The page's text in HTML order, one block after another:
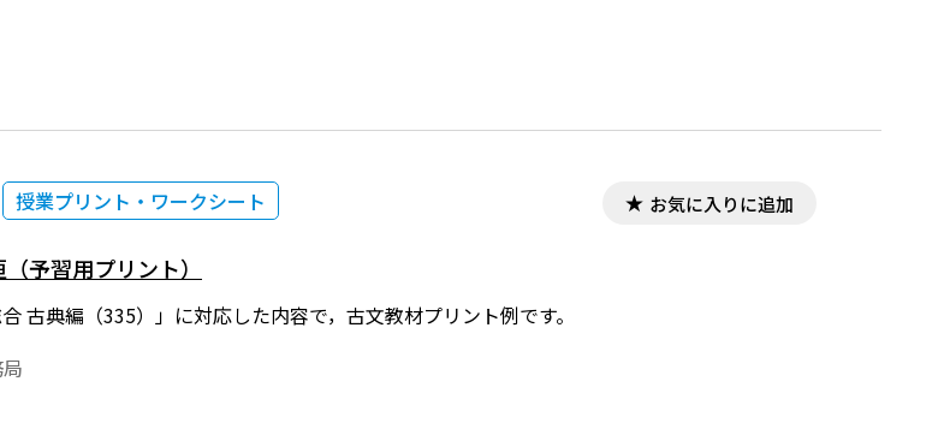
授業プリント・ワークシート お気に入りに追加
習用プリント）
古典編（335）」に対応した内容で，古文教材プリント例です。